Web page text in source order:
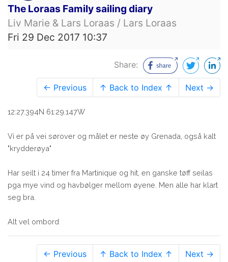
The Loraas Family sailing diary
Liv Marie & Lars Loraas / Lars Loraas
Fri 29 Dec 2017 10:37
Share:
← Previous ↑ Back to Index ↑ Next →
12:27.394N 61:29.147W
Vi er på vei sørover og målet er neste øy Grenada, også kalt
"krydderøya"
Har seilt i 24 timer fra Martinique og hit, en ganske tøff seilas
pga mye vind og havbølger mellom øyene. Men alle har klart
seg bra.
Alt vel ombord
← Previous ↑ Back to Index ↑ Next →